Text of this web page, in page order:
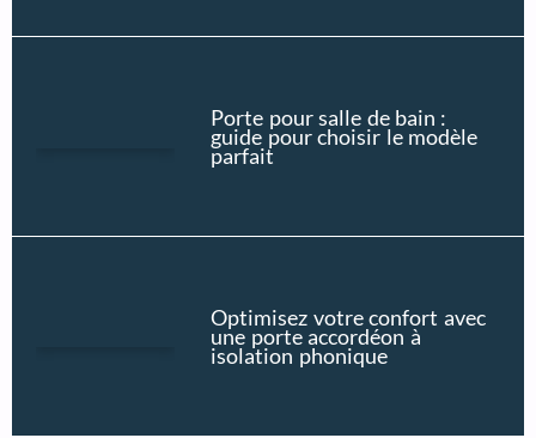
Porte pour salle de bain :
guide pour choisir le modèle
parfait
Optimisez votre confort avec
une porte accordéon à
isolation phonique